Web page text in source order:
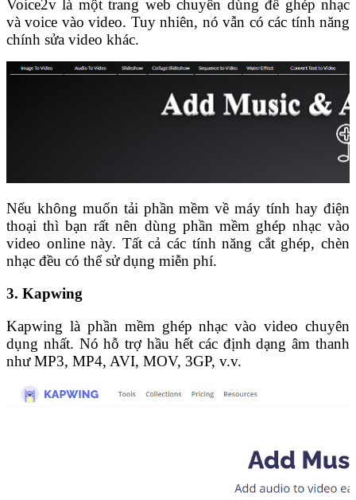
Voice2v là một trang web chuyên dùng để ghép nhạc
và voice vào video. Tuy nhiên, nó vẫn có các tính năng
chính sửa video khác.
Nếu không muốn tải phần mềm về máy tính hay điện
thoại thì bạn rất nên dùng phần mềm ghép nhạc vào
video online này. Tất cả các tính năng cắt ghép, chèn
nhạc đều có thể sử dụng miễn phí.
3. Kapwing
Kapwing là phần mềm ghép nhạc vào video chuyên
dụng nhất. Nó hỗ trợ hầu hết các định dạng âm thanh
như MP3, MP4, AVI, MOV, 3GP, v.v.